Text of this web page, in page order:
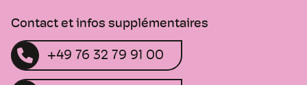
Contact et infos supplémentaires
+49 76 32 79 91 00